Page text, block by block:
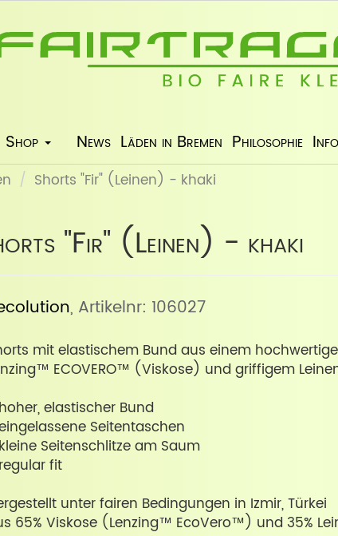
Shop News Läden in Bremen Philosophie
Shorts "Fir" (Leinen) - khaki
"Fir" (Leinen) - khaki
, Artikelnr: 106027
mit elastischem Bund aus einem
ECOVERO™ (Viskose) und griffigem
elastischer Bund
Seitentaschen
Seitenschlitze am Saum
fit
unter fairen Bedingungen in Izmir, Türkei
65% Viskose (Lenzing™ EcoVero™) und 35%